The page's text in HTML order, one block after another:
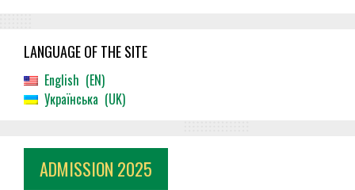
LANGUAGE OF THE SITE
English
EN
Українська
UK
ADMISSION 2025